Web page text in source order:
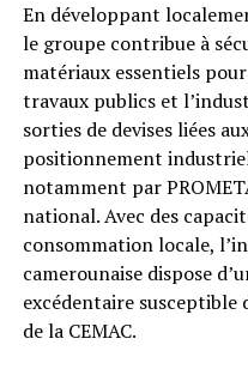
En développant
le groupe contribue à
matériaux essentiels
travaux publics et
sorties de devises liées
positionnement
notamment par
national. Avec des
consommation locale,
camerounaise dispose
excédentaire susceptible
de la CEMAC.